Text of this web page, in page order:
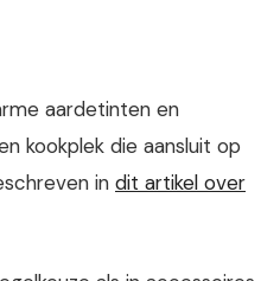
aardetinten en
kookplek die aansluit op
in dit artikel over